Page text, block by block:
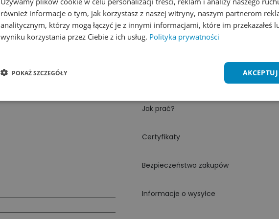
Idealny na prezent, kosmetyki czy
Ten produkt znajduje się w kategoriach:
Jak prać?
Certyfikaty
Bezpieczeństwo zakupów
Informacje o wysyłce
również informacje o tym, jak korzystasz z naszej witryny, naszym partnerom
analitycznym, którzy mogą łączyć je z innymi informacjami, które im przekazałeś
wyniku korzystania przez Ciebie z ich usług. Polityka prywatności
POKAŻ SZCZEGÓŁY